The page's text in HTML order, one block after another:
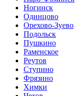
Ногинск
Одинцово
Орехово-Зуево
Подольск
Пушкино
Раменское
Реутов
Ступино
Фрязино
Химки